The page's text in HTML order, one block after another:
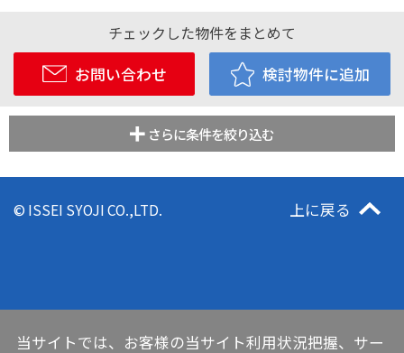
チェックした物件をまとめて
お問い合わせ
検討物件に追加
さらに条件を絞り込む
© ISSEI SYOJI CO.,LTD. 上に戻る
当サイトでは、お客様の当サイト利用状況把握、サー